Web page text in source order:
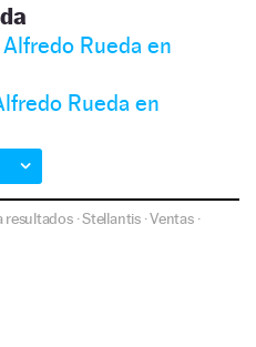
Rueda en
Rueda en
resultados·Stellantis·Ventas·